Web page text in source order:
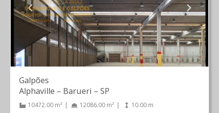
Galpões
Alphaville – Barueri – SP
10472.00 m² 12086.00 m² 10.00 m